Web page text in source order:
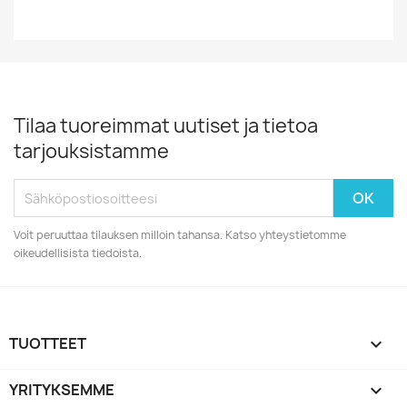
Tilaa tuoreimmat uutiset ja tietoa
tarjouksistamme
Voit peruuttaa tilauksen milloin tahansa. Katso yhteystietomme
oikeudellisista tiedoista.
TUOTTEET 
YRITYKSEMME 